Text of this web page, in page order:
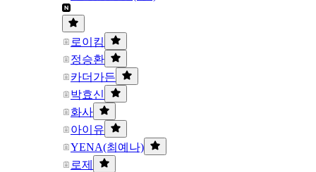
로이킴
정승환
카더가든
박효신
화사
아이유
YENA(최예나)
로제